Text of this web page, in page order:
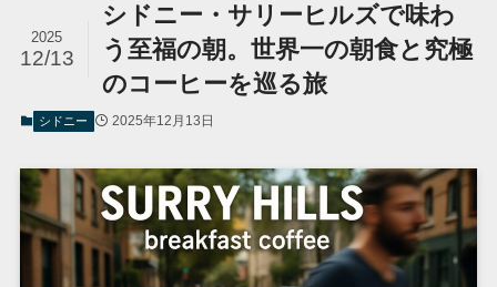
シドニー・サリーヒルズで味わ
う至福の朝。世界一の朝食と究極
のコーヒーを巡る旅
2025
12/13
シドニー 2025年12月13日